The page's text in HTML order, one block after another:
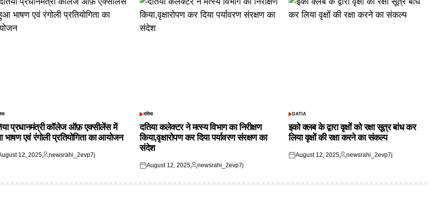
प्रधानमंत्री कॉलेज ऑफ़ एक्सीलेंस में
एवं रंगोली प्रतियोगिता का आयोजन
12, 2025
Posted
newsrahi_2evp7j
POSTED
दतिया
दतिया कलेक्टर ने मत्स्य विभाग का निरीक्षण
किया,वृक्षारोपण कर दिया पर्यावरण संरक्षण का
संदेश
Posted
August 12, 2025
Posted
newsrahi_2evp7j
POSTED
DATIA
इको क्लब के द्वारा वृक्षों को रक्षा सूत्र बांध कर
लिया वृक्षों की रक्षा करने का संकल्प
Posted
August 12, 2025
Posted
newsrahi_2evp7j